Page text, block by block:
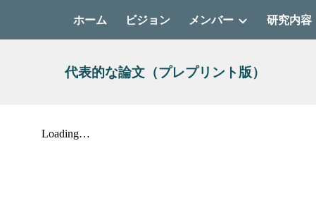
Skip to main content Skip to
ホーム ビジョン メンバー 研究内容
代表的な論文（プレプリント版）